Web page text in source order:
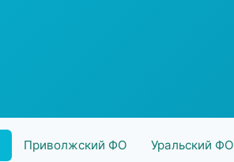
Приволжский ФО Уральский ФО